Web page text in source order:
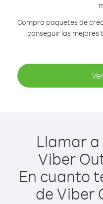
Compra paquetes de
conseguir las mejores
Llamar
Viber
En cuanto
de Viber